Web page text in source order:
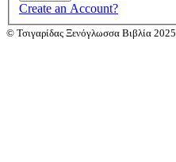
Create an Account?
© Τσιγαρίδας Ξενόγλωσσα Βιβλία 2025